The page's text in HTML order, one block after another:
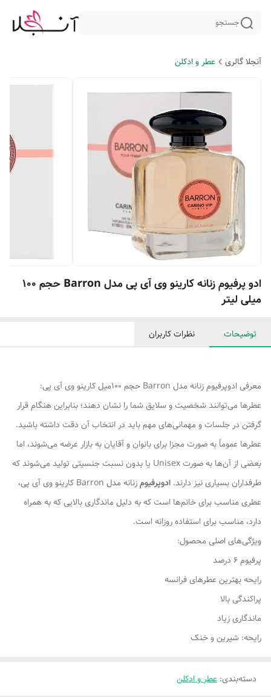
جستجو
آنجلا گالری عطر و ادکلن
ادو پرفیوم زنانه کارینو وی آی پی مدل Barron حجم 100
میلی‌ لیتر
توضیحات نظرات کاربران
معرفی ادوپرفیوم زنانه مدل Barron حجم 100میل کارینو وی آی پی:
عطرها می‌توانند شخصیت و سلایق شما را نشان دهند؛ بنابراین هنگام قرار
گرفتن در جلسات و مهمانی‌های مهم باید در انتخاب آن دقت داشته باشید.
عطرها عموماً به صورت مجزا برای بانوان و آقایان به بازار عرضه می‌شوند، اما
بعضی از آن‌ها به صورت Unisex یا بدون نسبت جنسیتی تولید می‌شوند که
طرفداران بسیاری نیز دارند. ادوپرفیوم
زنانه مدل Barron کارینو وی آی پی،
عطری مناسب برای خانم‌ها است که به دلیل ماندگاری بالایی که به همراه
دارد، مناسب برای استفاده روزانه است.
ویژگی‌های اصلی محصول:
پرفیوم 6 درصد
رایحه بهترین عطرهای فرانسه
پراکندگی بالا
ماندگاری زیاد
رایحه: شیرین و خنک
دسته‌بندی: عطر و ادکلن